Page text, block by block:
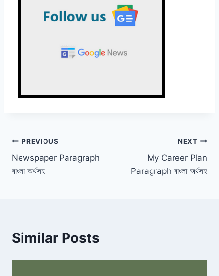
Post
navigation
PREVIOUS
Newspaper Paragraph
বাংলা অর্থসহ
NEXT
My Career Plan
Paragraph বাংলা অর্থসহ
Similar Posts